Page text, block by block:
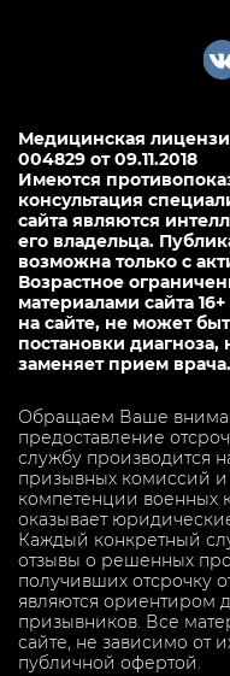
Медицинская
004829 от 09.11.2018
Имеются
консультация
сайта являются
его владельца.
возможна только с
Возрастное
материалами сайта
на сайте, не может
постановки
заменяет прием врача.
Обращаем Ваше
предоставление
службу производится
призывных комиссий и
компетенции военных
оказывает
Каждый конкретный
отзывы о решенных
получивших отсрочку
являются ориентиром
призывников. Все
сайте, не зависимо от
публичной офертой.